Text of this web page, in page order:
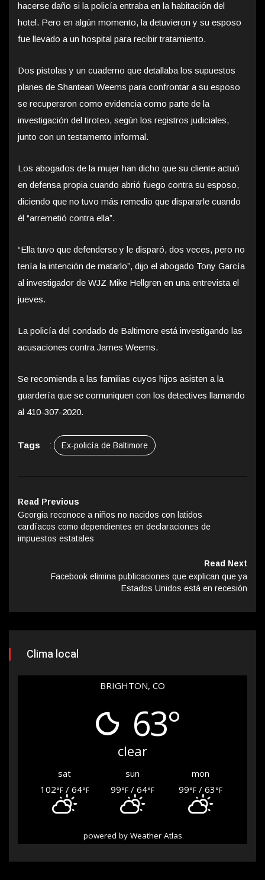
hacerse daño si la policía entraba en la habitación del
hotel. Pero en algún momento, la detuvieron y su esposo
fue llevado a un hospital para recibir tratamiento.
Dos pistolas y un cuaderno que detallaba los supuestos
planes de Shanteari Weems para confrontar a su esposo
se recuperaron como evidencia como parte de la
investigación del tiroteo, según los registros judiciales,
junto con un testamento informal.
Los abogados de la mujer han dicho que su cliente actuó
en defensa propia cuando abrió fuego contra su esposo,
diciendo que no tuvo más remedio que dispararle cuando
él “arremetió contra ella”.
“Ella tuvo que defenderse y le disparó, dos veces, pero no
tenía la intención de matarlo”, dijo el abogado Tony García
al investigador de WJZ Mike Hellgren en una entrevista el
jueves.
La policía del condado de Baltimore está investigando las
acusaciones contra James Weems.
Se recomienda a las familias cuyos hijos asisten a la
guardería que se comuniquen con los detectives llamando
al 410-307-2020.
Tags : Ex-policía de Baltimore
Read Previous
Georgia reconoce a niños no nacidos con latidos
cardíacos como dependientes en declaraciones de
impuestos estatales
Read Next
Facebook elimina publicaciones que explican que ya
Estados Unidos está en recesión
Clima local
BRIGHTON, CO
63°
clear
sat sun
mon
102°F/ 64°F 99°F/ 64°F 99°F/ 63°F
powered by Weather Atlas